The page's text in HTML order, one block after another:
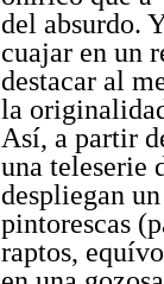
del absurdo.
cuajar en un
destacar al
la
Así, a partir
una teleserie
despliegan
pintorescas
raptos,